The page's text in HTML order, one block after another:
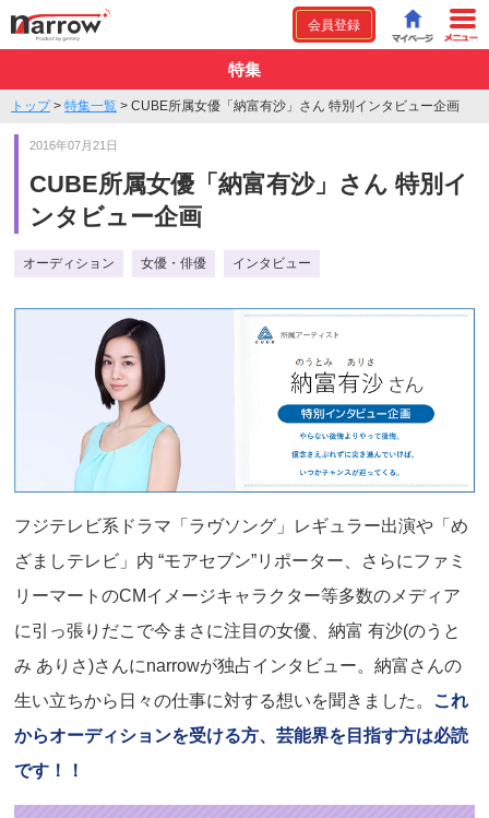
会員登録
特集
トップ> 特集一覧 > CUBE所属女優「納富有沙」さん 特別インタビュー企画
2016年07月21日
CUBE所属女優「納富有沙」さん 特別イ
ンタビュー企画
オーディション 女優・俳優 インタビュー
フジテレビ系ドラマ「ラヴソング」レギュラー出演や「め
ざましテレビ」内 “モアセブン”リポーター、さらにファミ
リーマートのCMイメージキャラクター等多数のメディア
に引っ張りだこで今まさに注目の女優、納富 有沙(のうと
み ありさ)さんにnarrowが独占インタビュー。納富さんの
生い立ちから日々の仕事に対する想いを聞きました。 これ
からオーディションを受ける方、芸能界を目指す方は必読
です！！